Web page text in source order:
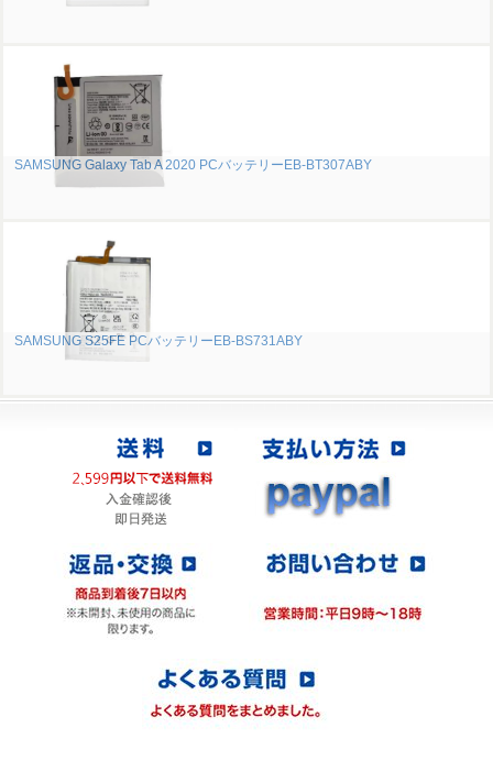
SAMSUNG Galaxy Tab A 2020 PCバッテリーEB-BT307ABY
SAMSUNG S25FE PCバッテリーEB-BS731ABY